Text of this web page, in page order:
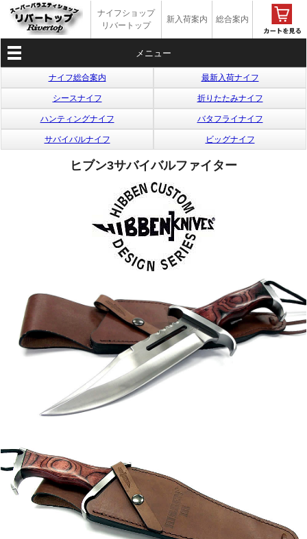
ナイフショップ
リバートップ
新入荷案内 総合案内
メニュー
ナイフ総合案内 最新入荷ナイフ
シースナイフ 折りたたみナイフ
ハンティングナイフ バタフライナイフ
サバイバルナイフ ビッグナイフ
ヒブン3サバイバルファイター